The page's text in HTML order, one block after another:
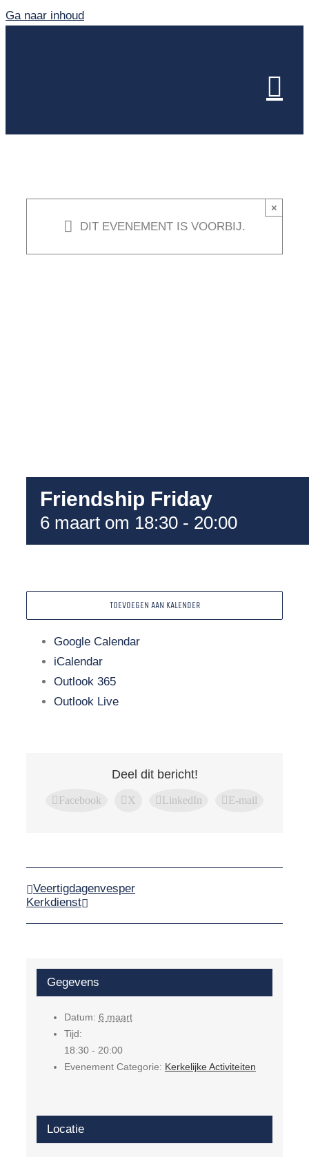
Ga naar inhoud
DIT EVENEMENT IS VOORBIJ.
×
Friendship Friday
6 maart om 18:30 - 20:00
TOEVOEGEN AAN KALENDER
Google Calendar
iCalendar
Outlook 365
Outlook Live
Deel dit bericht!
Facebook X LinkedIn E-mail
Veertigdagenvesper
Kerkdienst
Gegevens
Datum: 6 maart
Tijd:
18:30 - 20:00
Evenement Categorie: Kerkelijke Activiteiten
Locatie